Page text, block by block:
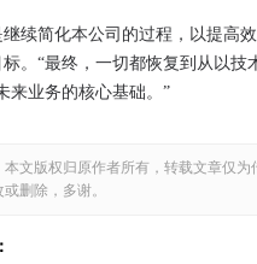
：勒索软件的未来地狱
特尔的新硬件套件使得更容易构建机
哥本哈根金公司枢纽打开了大门
继续简化本公司的过程，以提高
。“最终，一切都恢复到从以
来业务的核心基础。”
本文版权归原作者所有，转载文章仅
删除，多谢。